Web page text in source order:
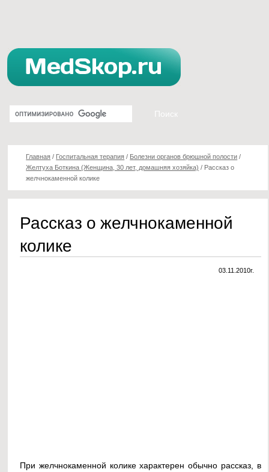
Главная / Госпитальная терапия / Болезни органов брюшной полости /
Желтуха Боткина (Женщина, 30 лет, домашняя хозяйка) / Рассказ о
желчнокаменной колике
Рассказ о желчнокаменной
колике
03.11.2010г.
При желчнокаменной колике характерен обычно рассказ, в